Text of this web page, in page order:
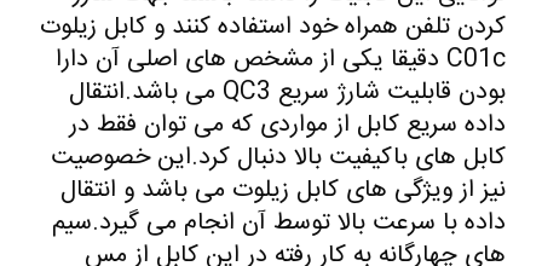
کردن تلفن همراه خود استفاده کنند و کابل زیلوت
C01c دقیقا یکی از مشخص های اصلی آن دارا
بودن قابلیت شارژ سریع QC3 می باشد.انتقال
داده سریع کابل از مواردی که می توان فقط در
کابل های باکیفیت بالا دنبال کرد.این خصوصیت
نیز از ویژگی های کابل زیلوت می باشد و انتقال
داده با سرعت بالا توسط آن انجام می گیرد.سیم
های چهارگانه به کار رفته در این کابل از مس